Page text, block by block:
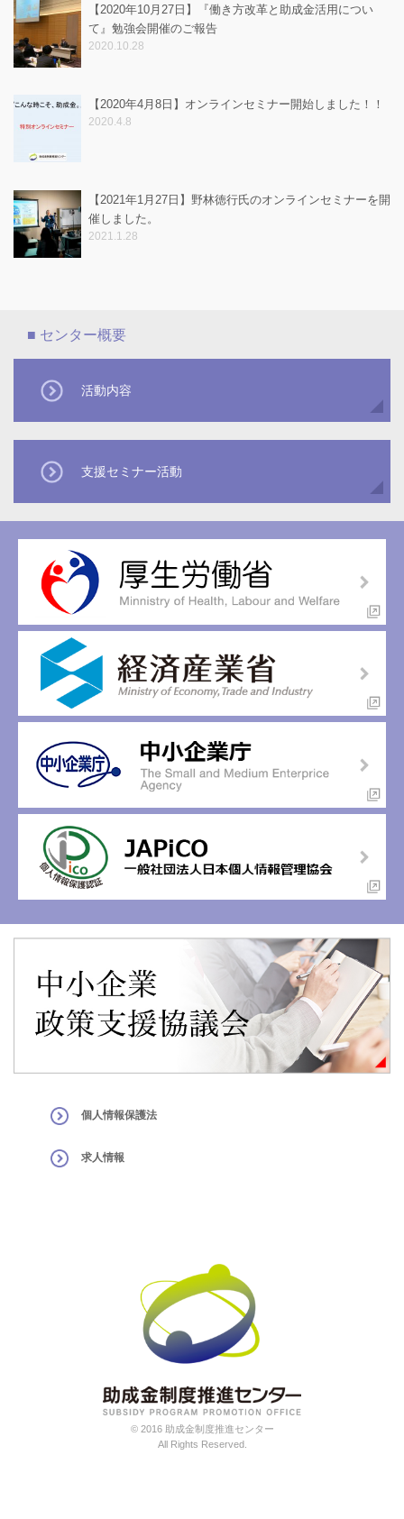
【2020年10月27日】『働き方改革と助成金活用につい
て』勉強会開催のご報告
2020.10.28
【2020年4月8日】オンラインセミナー開始しました！！
2020.4.8
【2021年1月27日】野林徳行氏のオンラインセミナーを開
催しました。
2021.1.28
活動内容
支援セミナー活動
個人情報保護法
求人情報
© 2016 助成金制度推進センター
All Rights Reserved.